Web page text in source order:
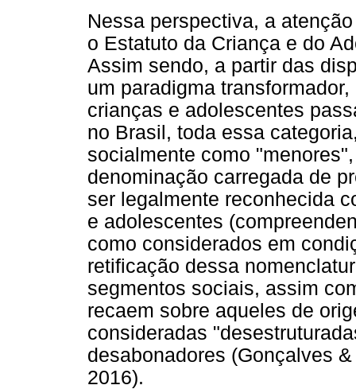
Nessa perspectiva, a
o Estatuto da Criança e do
Assim sendo, a partir das
um paradigma
crianças e adolescentes
no Brasil, toda essa
socialmente como
denominação carregada de
ser legalmente reconhecida
e adolescentes
como considerados em
retificação dessa
segmentos sociais, assim
recaem sobre aqueles de
consideradas
desabonadores (Gonçalves
2016).